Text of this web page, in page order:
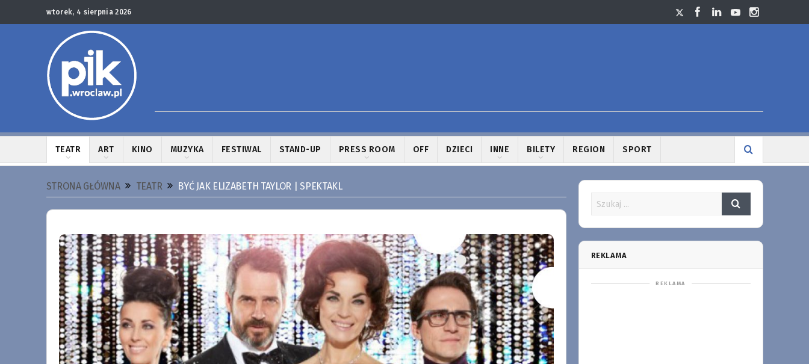
wtorek, 4 sierpnia 2026
TEATR ART KINO MUZYKA FESTIWAL STAND-UP PRESS ROOM OFF DZIECI INNE BILETY REGION SPORT
STRONA GŁÓWNA TEATR BYĆ JAK ELIZABETH TAYLOR | SPEKTAKL
REKLAMA